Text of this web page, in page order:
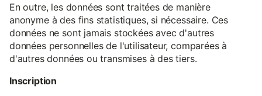
En outre, les données sont traitées de manière
anonyme à des fins statistiques, si nécessaire. Ces
données ne sont jamais stockées avec d'autres
données personnelles de l'utilisateur, comparées à
d'autres données ou transmises à des tiers.
Inscription